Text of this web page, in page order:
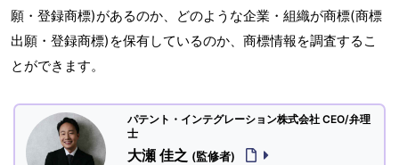
願・登録商標)があるのか、どのような企業・組織が商標(商標
出願・登録商標)を保有しているのか、商標情報を調査するこ
とができます。
パテント・インテグレーション株式会社 CEO/弁理
士
大瀬 佳之 (監修者)